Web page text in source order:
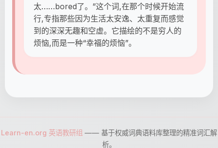
太……bored了。”这个词,在那个时候开始流
行,专指那些因为生活太安逸、太重复而感觉
到的深深无趣和空虚。它描绘的不是穷人的
烦恼,而是一种“幸福的烦恼”。
Learn-en.org 英语教研组 —— 基于权威词典语料库整理的精准词汇解
析。